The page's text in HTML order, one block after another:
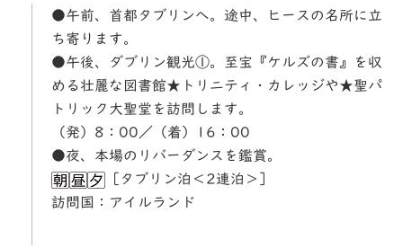
●午前、首都タブリンへ。途中、ヒースの名所に立
ち寄ります。
●午後、ダブリン観光①。至宝『ケルズの書』を収
める壮麗な図書館★トリニティ・カレッジや★聖パ
トリック大聖堂を訪問します。
（発）8：00／（着）16：00
●夜、本場のリバーダンスを鑑賞。
［タブリン泊＜2連泊＞］
訪問国：アイルランド